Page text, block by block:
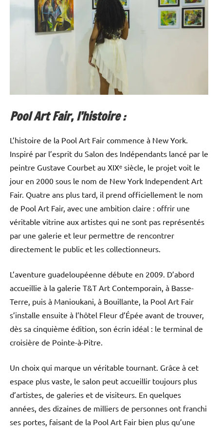
Pool Art Fair, l’histoire :
L’histoire de la Pool Art Fair commence à New York.
Inspiré par l’esprit du Salon des Indépendants lancé par le
peintre Gustave Courbet au XIXᵉ siècle, le projet voit le
jour en 2000 sous le nom de New York Independent Art
Fair. Quatre ans plus tard, il prend officiellement le nom
de Pool Art Fair, avec une ambition claire : offrir une
véritable vitrine aux artistes qui ne sont pas représentés
par une galerie et leur permettre de rencontrer
directement le public et les collectionneurs.
L’aventure guadeloupéenne débute en 2009. D’abord
accueillie à la galerie T&T Art Contemporain, à Basse-
Terre, puis à Manioukani, à Bouillante, la Pool Art Fair
s’installe ensuite à l’hôtel Fleur d’Épée avant de trouver,
dès sa cinquième édition, son écrin idéal : le terminal de
croisière de Pointe-à-Pitre.
Un choix qui marque un véritable tournant. Grâce à cet
espace plus vaste, le salon peut accueillir toujours plus
d’artistes, de galeries et de visiteurs. En quelques
années, des dizaines de milliers de personnes ont franchi
ses portes, faisant de la Pool Art Fair bien plus qu’une